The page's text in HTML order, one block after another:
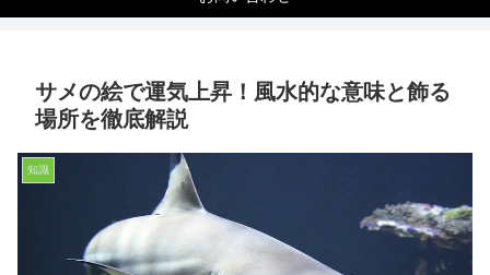
サメの絵で運気上昇！風水的な意味と飾る
場所を徹底解説
知識